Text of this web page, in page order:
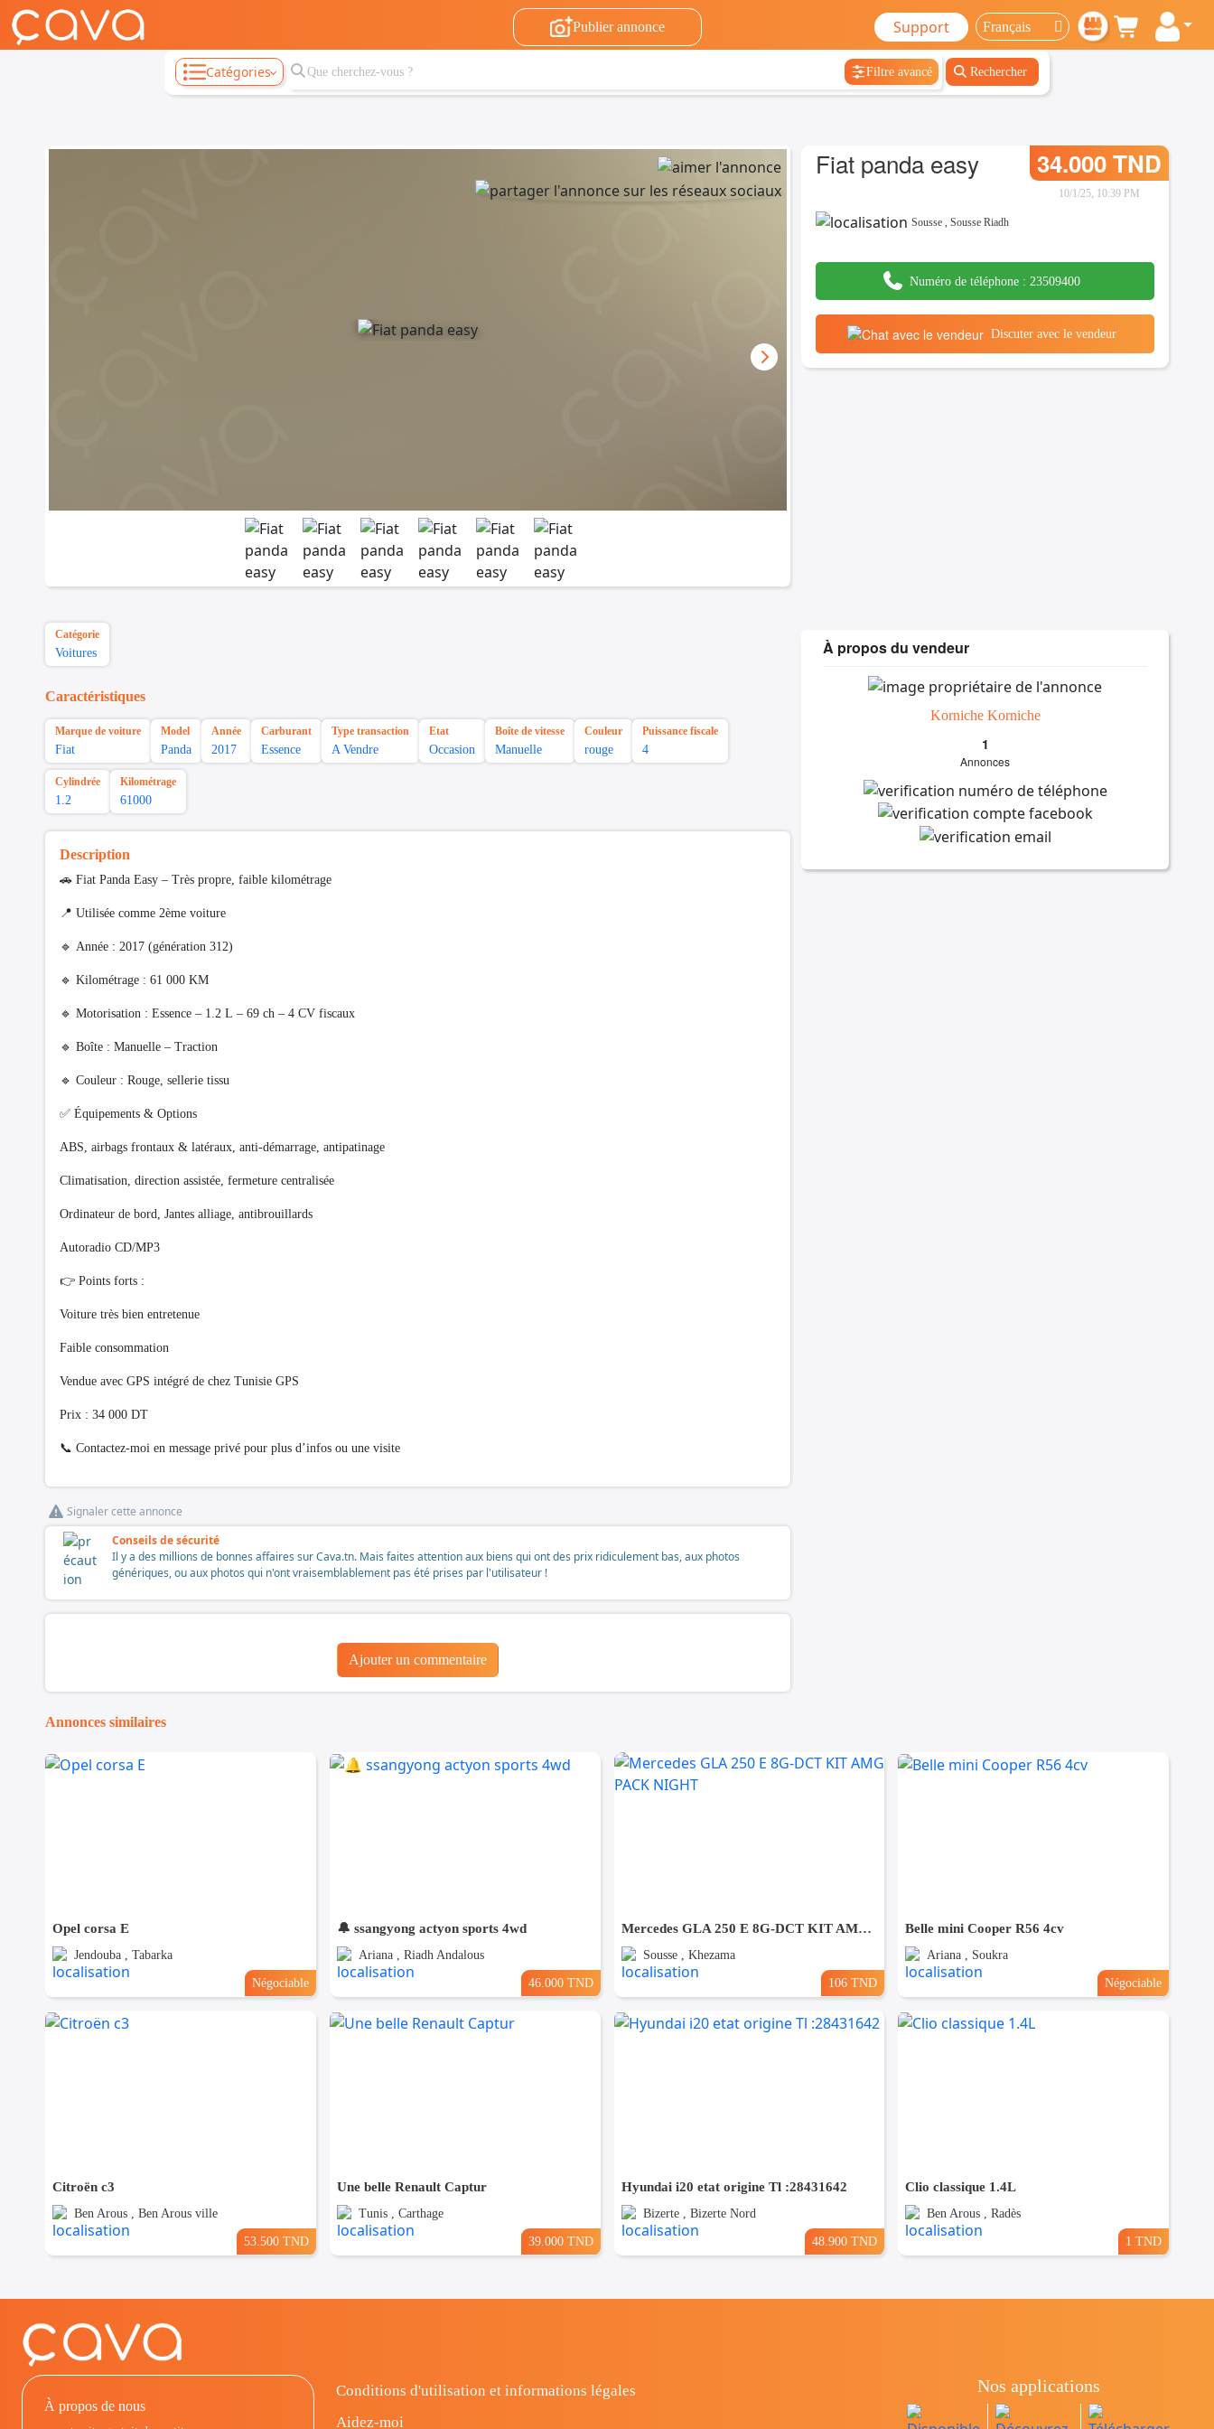
Publier annonce Support
Catégories Filtre avancé Rechercher
Fiat panda easy 34.000 TND
10/1/25, 10:39 PM
Sousse ,Sousse Riadh
Numéro de téléphone : 23509400
Discuter avec le vendeur
Catégorie
Voitures
Caractéristiques
Marque de voiture
Fiat
Model
Panda
Année
2017
Carburant
Essence
Type transaction
A Vendre
Etat
Occasion
Boîte de vitesse
Manuelle
Couleur
rouge
Puissance fiscale
4
Cylindrée
1.2
Kilométrage
61000
Description
🚗 Fiat Panda Easy – Très propre, faible kilométrage
📍 Utilisée comme 2ème voiture
🔹 Année : 2017 (génération 312)
🔹 Kilométrage : 61 000 KM
🔹 Motorisation : Essence – 1.2 L – 69 ch – 4 CV fiscaux
🔹 Boîte : Manuelle – Traction
🔹 Couleur : Rouge, sellerie tissu
✅ Équipements & Options
ABS, airbags frontaux & latéraux, anti-démarrage, antipatinage
Climatisation, direction assistée, fermeture centralisée
Ordinateur de bord, Jantes alliage, antibrouillards
Autoradio CD/MP3
👉 Points forts :
Voiture très bien entretenue
Faible consommation
Vendue avec GPS intégré de chez Tunisie GPS
Prix : 34 000 DT
📞 Contactez-moi en message privé pour plus d’infos ou une visite
Signaler cette annonce
Conseils de sécurité
Il y a des millions de bonnes affaires sur Cava.tn. Mais faites attention aux biens qui ont des prix ridiculement bas, aux photos
génériques, ou aux photos qui n'ont vraisemblablement pas été prises par l'utilisateur !
Ajouter un commentaire
À propos du vendeur
Korniche Korniche
1
Annonces
Annonces similaires
Opel corsa E
Jendouba , Tabarka
Négociable
🔔 ssangyong actyon sports 4wd
Ariana , Riadh Andalous
46.000 TND
Mercedes GLA 250 E 8G-DCT KIT AMG PACK NIGHT
Sousse , Khezama
106 TND
Belle mini Cooper R56 4cv
Ariana , Soukra
Négociable
Citroën c3
Ben Arous , Ben Arous ville
53.500 TND
Une belle Renault Captur
Tunis , Carthage
39.000 TND
Hyundai i20 etat origine Tl :28431642
Bizerte , Bizerte Nord
48.900 TND
Clio classique 1.4L
Ben Arous , Radès
1 TND
À propos de nous
Conditions d'utilisation et informations légales
Aidez-moi
Nos applications